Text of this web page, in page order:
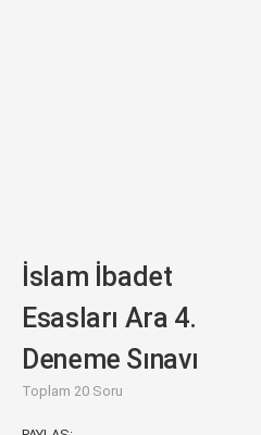
İslam İbadet
Esasları Ara 4.
Deneme Sınavı
Toplam 20 Soru